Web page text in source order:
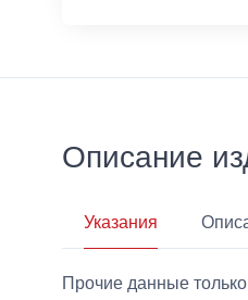
Описание
Указания
Прочие данные только